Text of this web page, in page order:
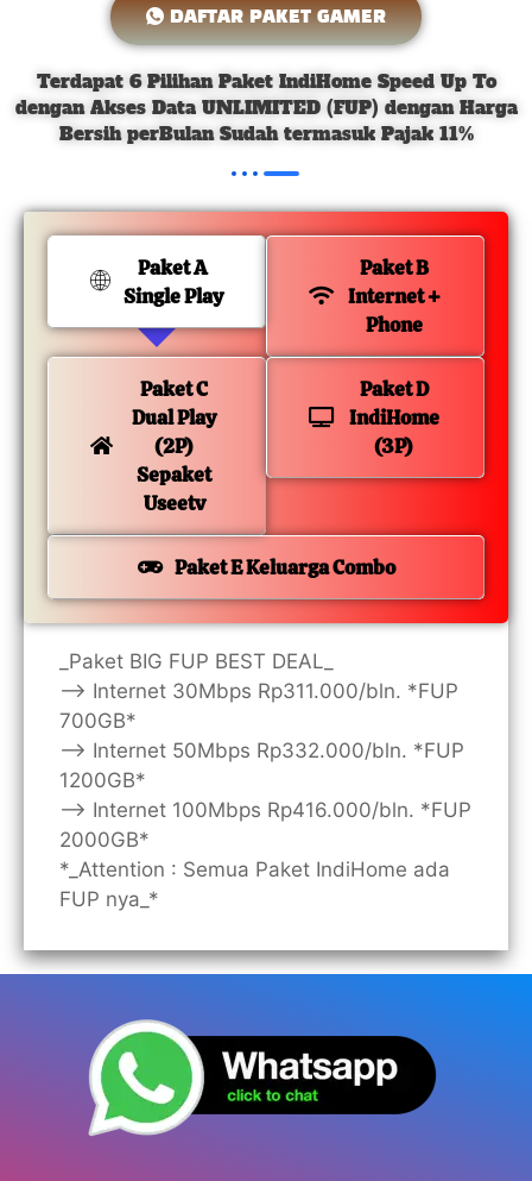
DAFTAR PAKET GAMER
Terdapat 6 Pilihan Paket IndiHome Speed Up To
dengan Akses Data UNLIMITED (FUP) dengan Harga
Bersih perBulan Sudah termasuk Pajak 11%
Paket A
Single Play
Paket B
Internet +
Phone
Paket C
Dual Play
(2P)
Sepaket
Useetv
Paket D
IndiHome
(3P)
Paket E Keluarga Combo
_Paket BIG FUP BEST DEAL_
—> Internet 30Mbps Rp311.000/bln. *FUP
700GB*
—> Internet 50Mbps Rp332.000/bln. *FUP
1200GB*
—> Internet 100Mbps Rp416.000/bln. *FUP
2000GB*
*_Attention : Semua Paket IndiHome ada
FUP nya_*